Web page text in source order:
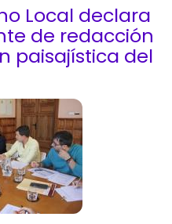
Local declara
de redacción
paisajística del